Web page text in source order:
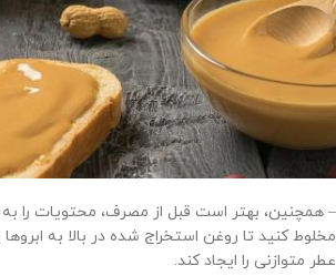
– همچنین، بهتر است قبل از مصرف، محتویات را
مخلوط کنید تا روغن استخراج شده در بالا به
عطر متوازنی را ایجاد کند.